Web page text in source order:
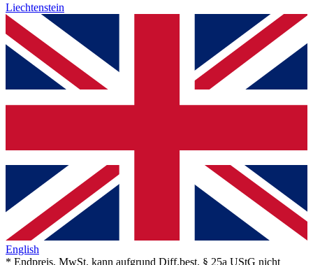
Liechtenstein
English
* Endpreis, MwSt. kann aufgrund Diff.best. § 25a UStG nicht